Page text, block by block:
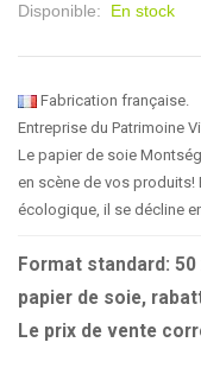
Disponible: En stock
Fabrication française.
Entreprise du Patrimoine
Le papier de soie
en scène de vos produits!
écologique, il se décline
Format standard:
papier de soie,
Le prix de vente